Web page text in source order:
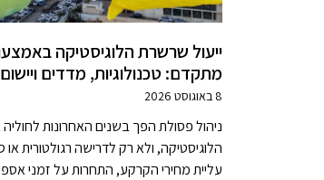
ייעול שרשרת הלוגיסטיקה
מתקדם: טכנולוגיות, מדדים
8 באוגוסט 2026
ניהול פסולת הפך בשנים האחרונות
הלוגיסטיקה, ולא רק לדרישה רגולטורית
עליית מחירי הקרקע, התחרות על זמני